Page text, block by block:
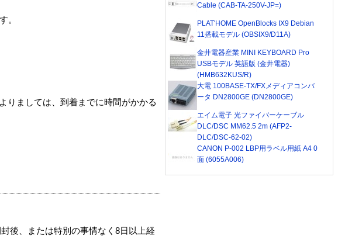
。
りましては、到着までに時間がかかる
後、または特別の事情なく8日以上経
Cable (CAB-TA-250V-JP=)
PLAT'HOME OpenBlocks IX9 Debian
11搭載モデル (OBSIX9/D11A)
金井電器産業 MINI KEYBOARD Pro
USBモデル 英語版 (金井電器)
(HMB632KUS/R)
大電 100BASE-TX/FXメディアコンバ
ータ DN2800GE (DN2800GE)
エイム電子 光ファイバーケーブル
DLC/DSC MM62.5 2m (AFP2-
DLC/DSC-62-02)
CANON P-002 LBP用ラベル用紙 A4 0
面 (6055A006)